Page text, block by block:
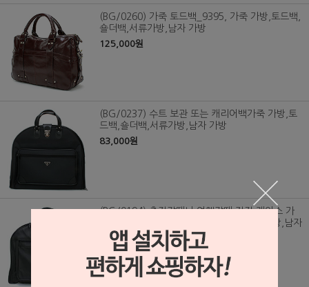
(BG/0260) 가죽 토드백_9395, 가죽 가방,토드백,
숄더백,서류가방,남자 가방
125,000원
(BG/0237) 수트 보관 또는 캐리어백가죽 가방,토
드백,숄더백,서류가방,남자 가방
83,000원
(BG/0194) 출장갈때나 여행갈때 정장 케이스 가
방 (소가죽)가죽 가방,토드백,숄더백,서류가방,남자
가방
118,000원